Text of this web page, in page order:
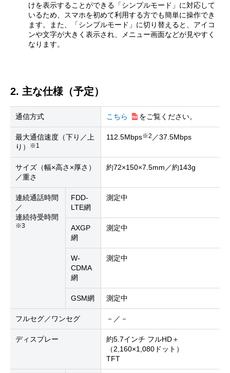
けを表示することができる「シンプルモード」に対応して
いるため、スマホを初めて利用する方でも簡単に操作でき
ます。また、「シンプルモード」に切り替えると、アイコ
ンや文字が大きく表示され、メニュー画面などが見やすく
なります。
2. 主な仕様（予定）
通信方式 こちら をご覧ください。
最大通信速度（下り／上
り）
※1
112.5Mbps※2 ／37.5Mbps
サイズ（幅×高さ×厚さ）
／重さ
約72×150×7.5mm／約143g
連続通話時間
／
連続待受時間
※3
FDD-
LTE網
測定中
AXGP
網
測定中
W-
CDMA
網
測定中
GSM網 測定中
フルセグ／ワンセグ －／－
ディスプレー
約5.7インチ フルHD＋
（2,160×1,080ドット）
TFT